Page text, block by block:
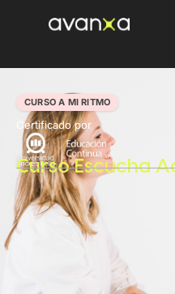
CURSO A MI RITMO
Certificado por
Curso Escucha